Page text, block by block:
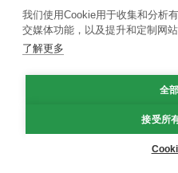
政策
重新发布指南
专栏指南
我们使用Cookie用于收集和分析
交媒体功能，以及提升和定制网
了解更多
全
接受所